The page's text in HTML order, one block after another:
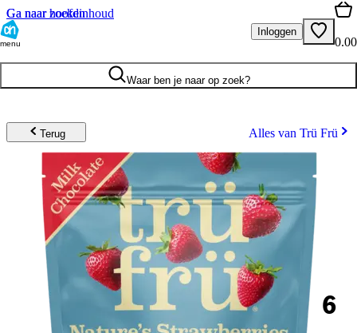
Ga naar hoofdinhoud
Ga naar zoeken
menu
Inloggen
0.00
Waar ben je naar op zoek?
Terug Alles van Trü Frü
6